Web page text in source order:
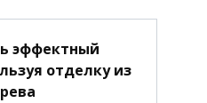
эффектный
отделку из